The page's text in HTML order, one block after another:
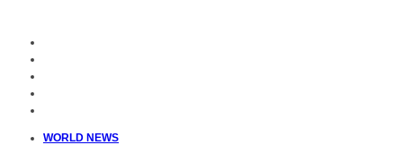
WORLD NEWS